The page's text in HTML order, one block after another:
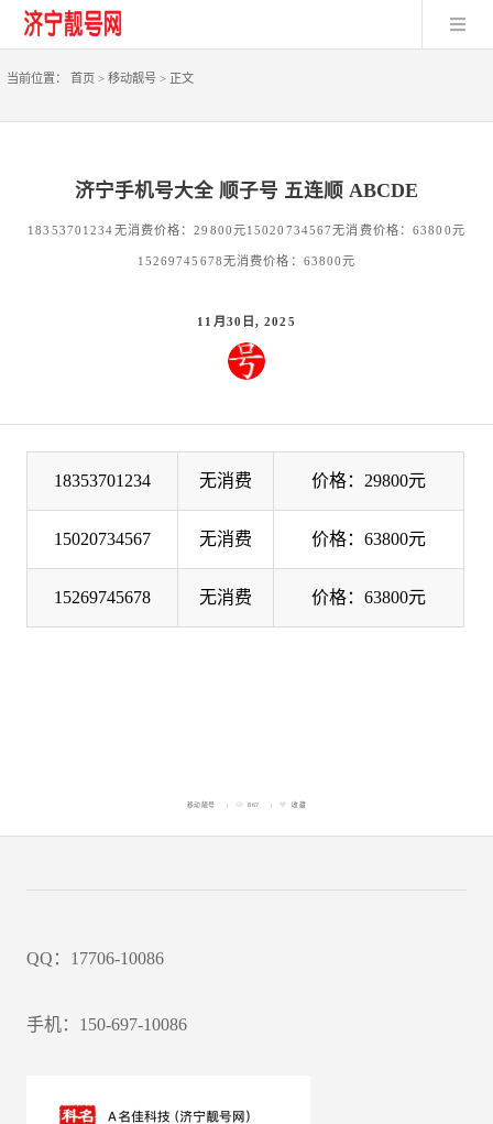
当前位置： 首页> 移动靓号 >正文
济宁手机号大全 顺子号 五连顺 ABCDE
18353701234无消费价格：29800元15020734567无消费价格：63800元
15269745678无消费价格：63800元
11月30日, 2025
18353701234 无消费 价格：29800元
15020734567 无消费 价格：63800元
15269745678 无消费 价格：63800元
移动靓号 867 收藏
QQ：17706-10086
手机：150-697-10086